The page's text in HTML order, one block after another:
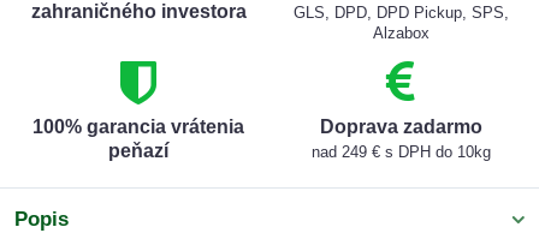
zahraničného investora
GLS, DPD, DPD Pickup, SPS,
Alzabox
100% garancia vrátenia
peňazí
Doprava zadarmo
nad 249 € s DPH do 10kg
Popis